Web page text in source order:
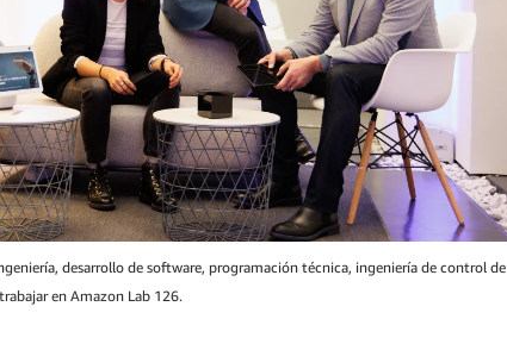
desarrollo de software, programación técnica, ingeniería de control de
en Amazon Lab 126.